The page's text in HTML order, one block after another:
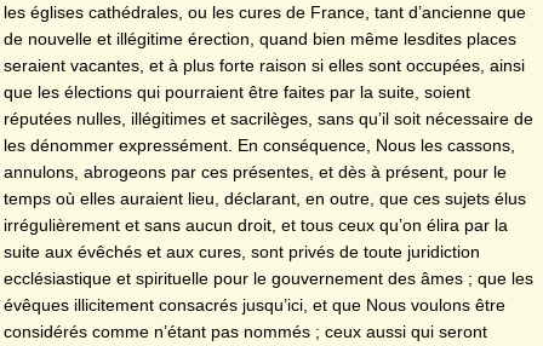
les églises cathédrales, ou les cures de France, tant d’ancienne que
de nouvelle et illégitime érection, quand bien même lesdites places
seraient vacantes, et à plus forte raison si elles sont occupées, ainsi
que les élections qui pourraient être faites par la suite, soient
réputées nulles, illégitimes et sacrilèges, sans qu’il soit nécessaire de
les dénommer expressément. En conséquence, Nous les cassons,
annulons, abrogeons par ces présentes, et dès à présent, pour le
temps où elles auraient lieu, déclarant, en outre, que ces sujets élus
irrégulièrement et sans aucun droit, et tous ceux qu’on élira par la
suite aux évêchés et aux cures, sont privés de toute juridiction
ecclésiastique et spirituelle pour le gouvernement des âmes ; que les
évêques illicitement consacrés jusqu’ici, et que Nous voulons être
considérés comme n’étant pas nommés ; ceux aussi qui seront